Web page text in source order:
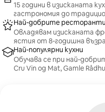
15 години в изисканата
гастрономия до
Най-добрите
Овладявам изисканата
ястия от 8-годишна
Най-популярни кухни
Обучава се при най-
Cru Vin og Mat, Gamle